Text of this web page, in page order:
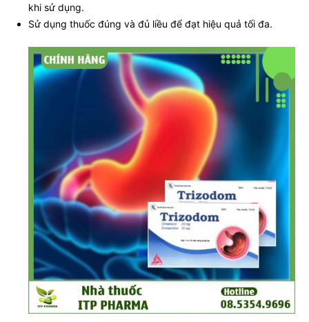
khi sử dụng.
Sử dụng thuốc đúng và đủ liều để đạt hiệu quả tối đa.